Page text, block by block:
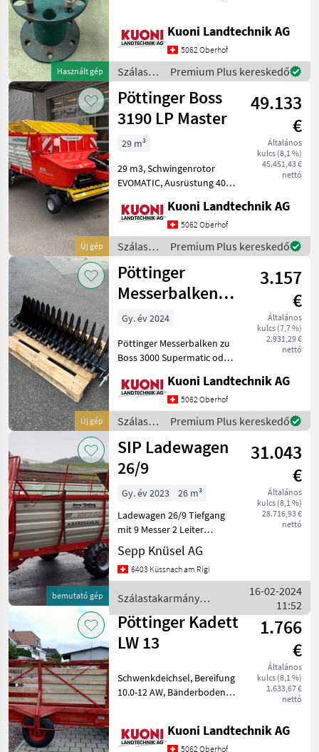
Használt gép
Kuoni Landtechnik AG
5062 Oberhof
Szálastakarmány
betakarítók
/
Hamster
Premium Plus kereskedő
Új gép
Pöttinger Boss
3190 LP Master
49.133
€
Általános
kulcs (8,1 %)
45.451,43 €
nettó
29 m³
29 m3, Schwingenrotor
EVOMATIC, Ausrüstung 40
Kotflügel, Bereifung 19.0/45
- 17 Flotation, Select
Control Bedienung,
Prallblech mit Rolle
Kuoni Landtechnik AG
5062 Oberhof
Szálastakarmány
betakarítók
/
Pöttinger
Premium Plus kereskedő
Új gép
Pöttinger
Messerbalkenzu
Boss 3000
Supermatic oder
Evomati
3.157
€
Általános
kulcs (7,7 %)
2.931,29 €
nettó
Gy. év 2024
Pöttinger Messerbalken zu
Boss 3000 Supermatic oder
Fremdkörpersicherung,
mechanisch klappbar
Szálastakarmány
betakarítók Rendfelszedő
pótko
Kuoni Landtechnik AG
5062 Oberhof
Szálastakarmány
betakarítók
/
Pöttinger
Premium Plus kereskedő
bemutató gép
SIP Ladewagen
26/9
31.043
€
Általános
kulcs (8,1 %)
28.716,93 €
nettó
Gy. év 2023
26 m³
Ladewagen 26/9 Tiefgang
mit 9 Messer 2 Leiter
Druckluft - Bremse montiert
Hydr. Knickdeichsel Hydr.
Hecktor 15/55-17 AS
Ausstellungsgerät Szál
Sepp Knüsel AG
6403 Küssnach am Rigi
Szálastakarmány
betakarítók / SIP
16-02-2024
11:52
Pöttinger Kadett
LW 13
1.766
€
Általános
kulcs (8,1 %)
1.633,67 €
nettó
Schwenkdeichsel, Bereifung
10.0-12 AW, Bänderboden,
betakarítók Rendfelszedő
pótkocsi
Kuoni Landtechnik AG
5062 Oberhof